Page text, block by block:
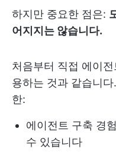
하지만 중요한 점은:
어지지는 않습니다.
처음부터 직접 에이
용하는 것과 같습니
한:
에이전트 구축 경
수 있습니다